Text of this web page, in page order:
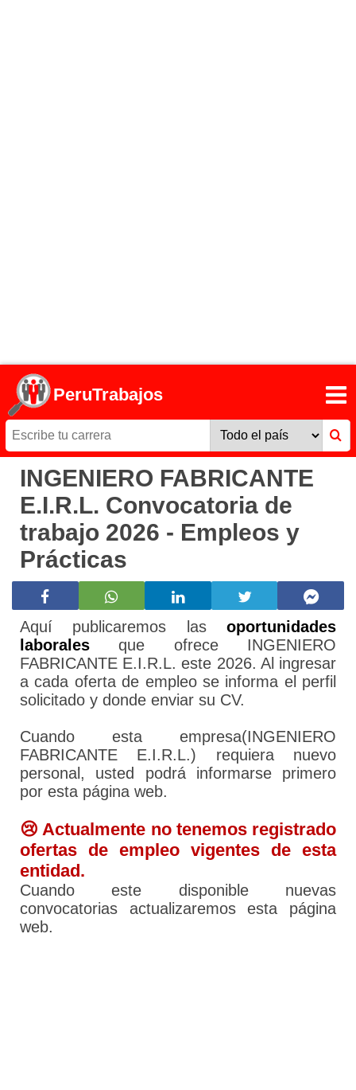
PeruTrabajos
INGENIERO FABRICANTE
E.I.R.L. Convocatoria de
trabajo 2026 - Empleos y
Prácticas
Aquí publicaremos las oportunidades
laborales que ofrece INGENIERO
FABRICANTE E.I.R.L. este 2026. Al ingresar
a cada oferta de empleo se informa el perfil
solicitado y donde enviar su CV.
Cuando esta empresa(INGENIERO
FABRICANTE E.I.R.L.) requiera nuevo
personal, usted podrá informarse primero
por esta página web.
😢 Actualmente no tenemos registrado
ofertas de empleo vigentes de esta
entidad.
Cuando este disponible nuevas
convocatorias actualizaremos esta página
web.